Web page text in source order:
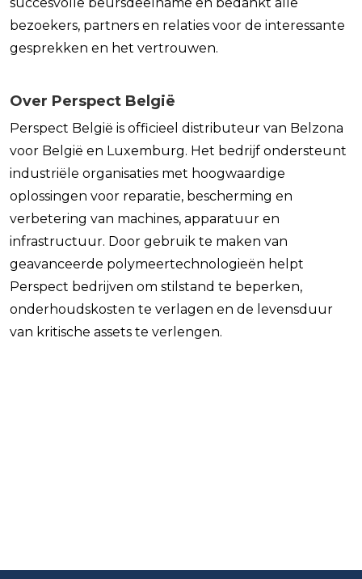
bezoekers, partners en relaties voor de interessante
gesprekken en het vertrouwen.
Over Perspect België
Perspect België is officieel distributeur van Belzona
voor België en Luxemburg. Het bedrijf ondersteunt
industriële organisaties met hoogwaardige
oplossingen voor reparatie, bescherming en
verbetering van machines, apparatuur en
infrastructuur. Door gebruik te maken van
geavanceerde polymeertechnologieën helpt
Perspect bedrijven om stilstand te beperken,
onderhoudskosten te verlagen en de levensduur
van kritische assets te verlengen.